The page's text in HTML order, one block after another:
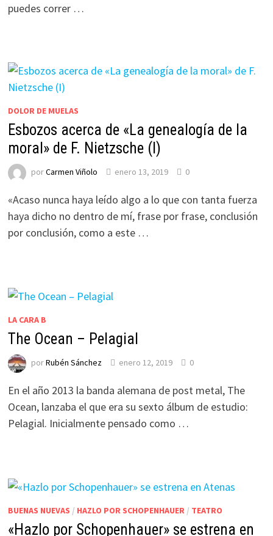
puedes correr …
DOLOR DE MUELAS
Esbozos acerca de «La genealogía de la
moral» de F. Nietzsche (I)
porCarmen Viñolo enero 13, 2019 0
«Acaso nunca haya leído algo a lo que con tanta fuerza
haya dicho no dentro de mí, frase por frase, conclusión
por conclusión, como a este …
LA CARA B
The Ocean – Pelagial
porRubén Sánchez enero 12, 2019 0
En el año 2013 la banda alemana de post metal, The
Ocean, lanzaba el que era su sexto álbum de estudio:
Pelagial. Inicialmente pensado como …
BUENAS NUEVAS / HAZLO POR SCHOPENHAUER/ TEATRO
«Hazlo por Schopenhauer» se estrena en